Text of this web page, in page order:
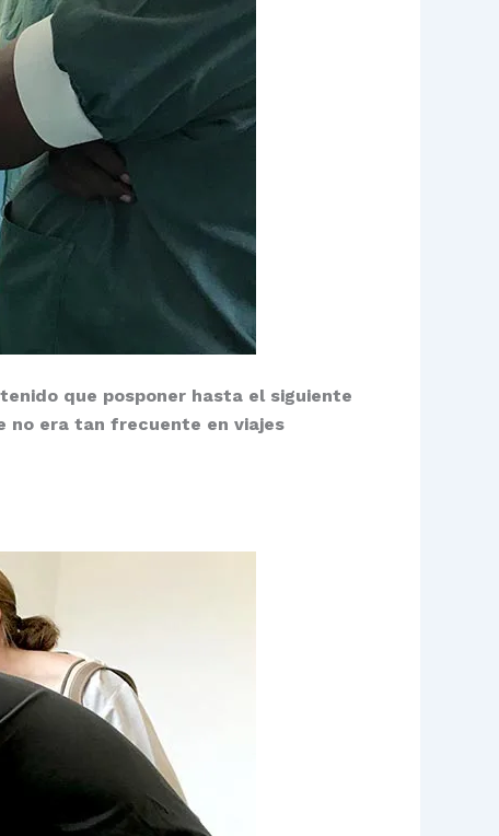
que posponer hasta el siguiente
no era tan frecuente en viajes